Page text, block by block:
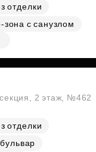
отделки
зона с санузлом
2 этаж, №462
отделки